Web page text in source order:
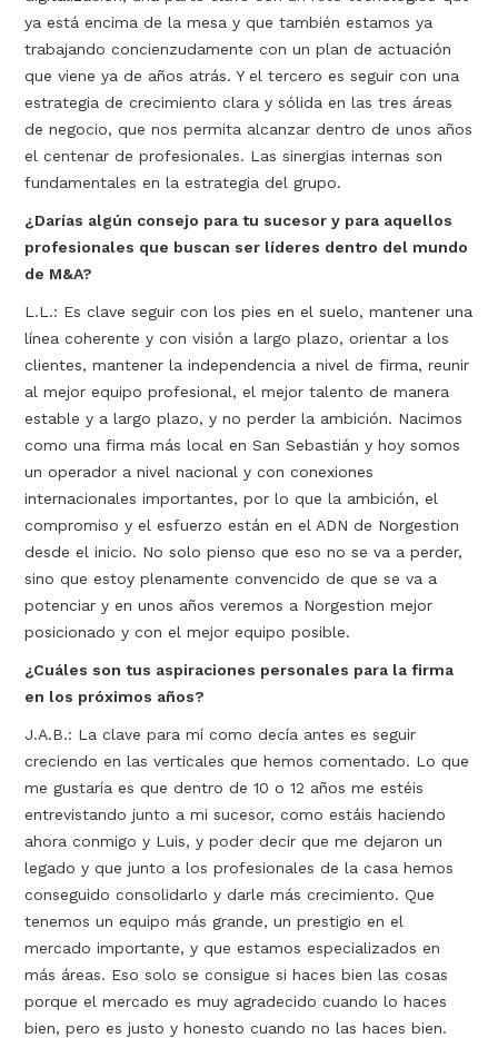
ya está encima de la mesa y que también estamos ya
trabajando concienzudamente con un plan de actuación
que viene ya de años atrás. Y el tercero es seguir con una
estrategia de crecimiento clara y sólida en las tres áreas
de negocio, que nos permita alcanzar dentro de unos años
el centenar de profesionales. Las sinergias internas son
fundamentales en la estrategia del grupo.
¿Darías algún consejo para tu sucesor y para aquellos
profesionales que buscan ser líderes dentro del mundo
de M&A?
L.L.: Es clave seguir con los pies en el suelo, mantener una
línea coherente y con visión a largo plazo, orientar a los
clientes, mantener la independencia a nivel de firma, reunir
al mejor equipo profesional, el mejor talento de manera
estable y a largo plazo, y no perder la ambición. Nacimos
como una firma más local en San Sebastián y hoy somos
un operador a nivel nacional y con conexiones
internacionales importantes, por lo que la ambición, el
compromiso y el esfuerzo están en el ADN de Norgestion
desde el inicio. No solo pienso que eso no se va a perder,
sino que estoy plenamente convencido de que se va a
potenciar y en unos años veremos a Norgestion mejor
posicionado y con el mejor equipo posible.
¿Cuáles son tus aspiraciones personales para la firma
en los próximos años?
J.A.B.: La clave para mí como decía antes es seguir
creciendo en las verticales que hemos comentado. Lo que
me gustaría es que dentro de 10 o 12 años me estéis
entrevistando junto a mi sucesor, como estáis haciendo
ahora conmigo y Luis, y poder decir que me dejaron un
legado y que junto a los profesionales de la casa hemos
conseguido consolidarlo y darle más crecimiento. Que
tenemos un equipo más grande, un prestigio en el
mercado importante, y que estamos especializados en
más áreas. Eso solo se consigue si haces bien las cosas
porque el mercado es muy agradecido cuando lo haces
bien, pero es justo y honesto cuando no las haces bien.